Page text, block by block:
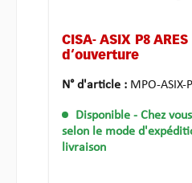
CISA- ASIX P8
d‘ouverture
N° d'article : MPO-ASIX-
Disponible - Chez
selon le mode
livraison